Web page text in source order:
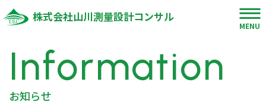
株式会社山川測量設計コンサル
MENU
Information
お知らせ